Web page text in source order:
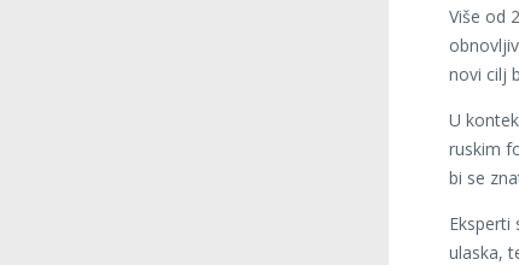
Više od
novi cilj
U
ruskim
bi se
ulaska,